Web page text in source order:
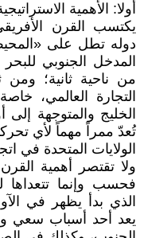
أولا: الأهمية
يكتسب القرن
دوله تطل على
المدخل الجنوبي
من ناحية ثانية؛
التجارة العالمي،
الخليج والمتوجهة إلى
تُعدّ ممراً مهماً لأي
الولايات المتحدة في
ولا تقتصر أهمية
فحسب وإنما تتعداها
الذي بدأ يظهر في
يعد أحد أسباب سعي